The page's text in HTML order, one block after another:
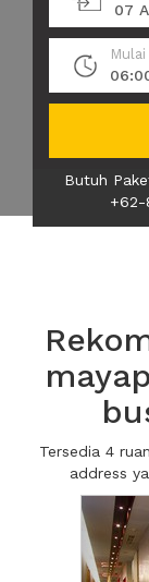
07
Mulai
Butuh
+62-
Tersedia 4
address